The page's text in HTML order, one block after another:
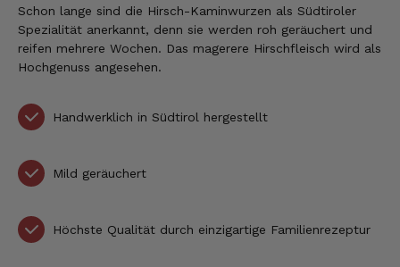
Schon lange sind die Hirsch-Kaminwurzen als Südtiroler
Spezialität anerkannt, denn sie werden roh geräuchert und
reifen mehrere Wochen. Das magerere Hirschfleisch wird als
Hochgenuss angesehen.
Handwerklich in Südtirol hergestellt
Mild geräuchert
Höchste Qualität durch einzigartige Familienrezeptur